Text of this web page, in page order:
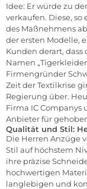
Idee: Er würde zu
verkaufen. Diese,
des Maßnehmens
der ersten Modelle,
Kunden derart,
Namen
Firmengründer
Zeit der Textilkrise
Regierung über.
Firma IC Companys
Anbieter für
Qualität und Stil:
Die Herren Anzüge
Stil auf höchstem
ihre präzise
hochwertigen
langlebigen und